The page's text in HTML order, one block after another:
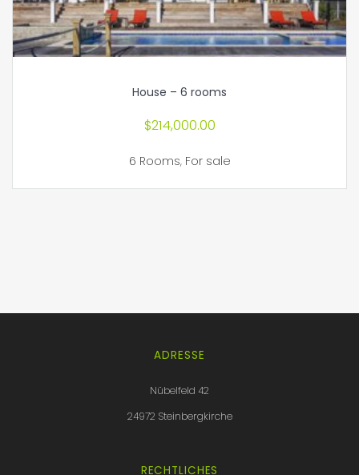
House – 6 rooms
$214,000.00
6 Rooms, For sale
ADRESSE
Nübelfeld 42
24972 Steinbergkirche
RECHTLICHES